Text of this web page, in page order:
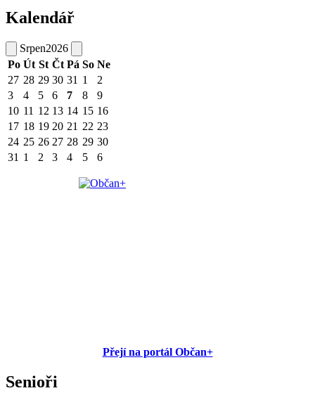
Kalendář
Srpen2026
Po Út St Čt Pá So Ne
27 28 29 30 31 1
2
3
4 5 6 7 8
9
10 11 12 13 14 15 16
17 18 19 20 21 22 23
24 25 26 27 28 29 30
31 1 2 3 4 5 6
Přejí na portál Občan+
Senioři